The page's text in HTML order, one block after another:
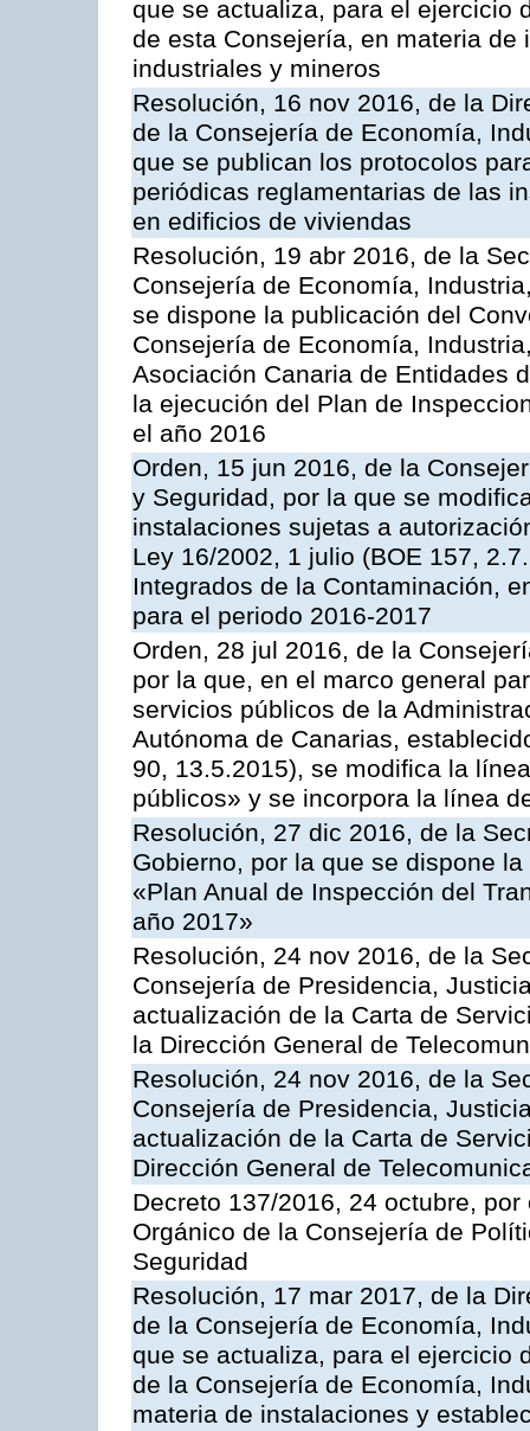
que se actualiza, para el ejercicio
de esta Consejería, en materia
industriales y mineros
Resolución, 16 nov 2016, de la
de la Consejería de Economía,
que se publican los protocolos
periódicas reglamentarias de las
en edificios de viviendas
Resolución, 19 abr 2016, de la
Consejería de Economía,
se dispone la publicación del
Consejería de Economía,
Asociación Canaria de Entidades
la ejecución del Plan de
el año 2016
Orden, 15 jun 2016, de la
y Seguridad, por la que se
instalaciones sujetas a
Ley 16/2002, 1 julio (BOE 157,
Integrados de la Contaminación,
para el periodo 2016-2017
Orden, 28 jul 2016, de la
por la que, en el marco general
servicios públicos de la
Autónoma de Canarias,
90, 13.5.2015), se modifica la
públicos» y se incorpora la línea
Resolución, 27 dic 2016, de la
Gobierno, por la que se dispone
«Plan Anual de Inspección del
año 2017»
Resolución, 24 nov 2016, de la
Consejería de Presidencia,
actualización de la Carta de
la Dirección General de
Resolución, 24 nov 2016, de la
Consejería de Presidencia,
actualización de la Carta de
Dirección General de
Decreto 137/2016, 24 octubre,
Orgánico de la Consejería de
Seguridad
Resolución, 17 mar 2017, de la
de la Consejería de Economía,
que se actualiza, para el ejercicio
de la Consejería de Economía,
materia de instalaciones y